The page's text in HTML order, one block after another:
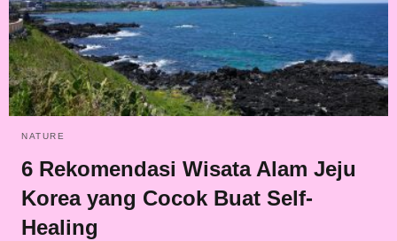
NATURE
6 Rekomendasi Wisata Alam Jeju
Korea yang Cocok Buat Self-
Healing